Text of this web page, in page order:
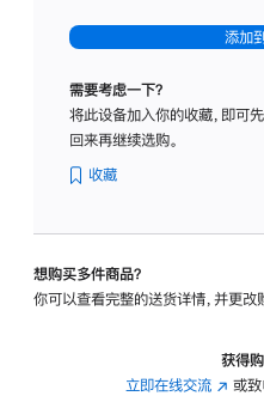
-
标
璃
转
的
添加
需要考虑一下？
将此设备加入你的收藏，即可
回来再继续选购。
收藏
想购买多件商品？
你可以查看完整的送货详情，并更改
获得购
立即在线交流 (在 或